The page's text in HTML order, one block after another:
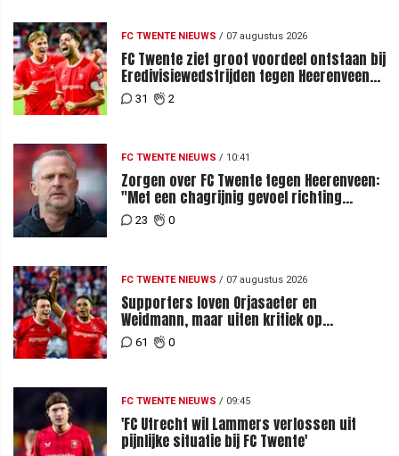
FC TWENTE NIEUWS / 07 augustus 2026
FC Twente ziet groot voordeel ontstaan bij
Eredivisiewedstrijden tegen Heerenveen
en PEC Zwolle
31 2
FC TWENTE NIEUWS / 10:41
Zorgen over FC Twente tegen Heerenveen:
"Met een chagrijnig gevoel richting
Slowakije"
23 0
FC TWENTE NIEUWS / 07 augustus 2026
Supporters loven Orjasaeter en
Weidmann, maar uiten kritiek op
Weghorst na ruime zege op FC DAC
61 0
FC TWENTE NIEUWS / 09:45
'FC Utrecht wil Lammers verlossen uit
pijnlijke situatie bij FC Twente'